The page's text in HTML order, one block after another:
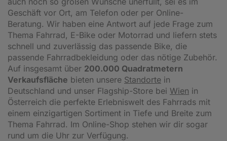
Geschäft vor Ort, am Telefon oder per Online-
Beratung. Wir haben eine Antwort auf jede Frage zum
Thema Fahrrad, E-Bike oder Motorrad und liefern stets
schnell und zuverlässig das passende Bike, die
passende Fahrradbekleidung oder das nötige Zubehör.
Auf insgesamt über 200.000 Quadratmetern
Verkaufsfläche bieten unsere Standorte in
Deutschland und unser Flagship-Store bei Wien in
Österreich die perfekte Erlebniswelt des Fahrrads mit
einem einzigartigen Sortiment in Tiefe und Breite zum
Thema Fahrrad. Im Online-Shop stehen wir dir sogar
rund um die Uhr zur Verfügung.